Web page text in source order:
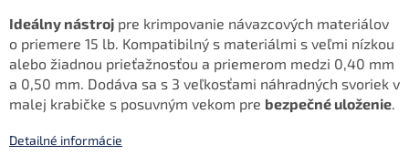
cena:
Ideálny nástroj pre krimpovanie návazcových materiálov
o priemere 15 lb. Kompatibilný s materiálmi s veľmi nízkou
alebo žiadnou prieťažnosťou a priemerom medzi 0,40 mm
a 0,50 mm. Dodáva sa s 3 veľkosťami náhradných svoriek v
malej krabičke s posuvným vekom pre bezpečné uloženie.
Detailné informácie